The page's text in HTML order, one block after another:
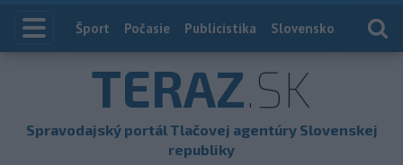
Index
Šport Počasie Publicistika Slovensko
TERAZ.SK
Spravodajský portál Tlačovej agentúry Slovenskej
republiky